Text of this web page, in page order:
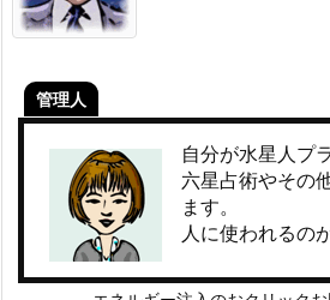
管理人
自分が水星人プ
六星占術やその
ます。
人に使われるの